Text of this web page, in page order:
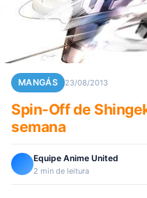
MANGÁS 23/08/2013
Spin-Off de
semana
Equipe Anime United
2 min de leitura